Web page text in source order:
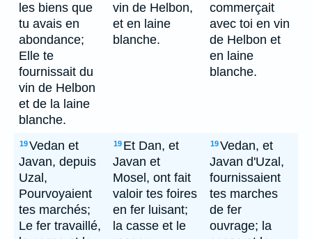
les biens que
tu avais en
abondance;
Elle te
fournissait du
vin de Helbon
et de la laine
blanche.
vin de Helbon,
et en laine
blanche.
commerçait
avec toi en vin
de Helbon et
en laine
blanche.
19Vedan et
Javan, depuis
Uzal,
Pourvoyaient
tes marchés;
Le fer travaillé,
19 Et Dan, et
Javan et
Mosel, ont fait
valoir tes foires
en fer luisant;
la casse et le
19Vedan, et
Javan d'Uzal,
fournissaient
tes marches
de fer
ouvrage; la